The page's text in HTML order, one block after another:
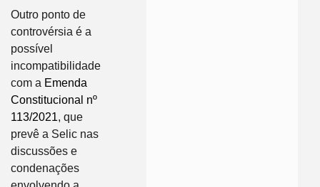
Outro ponto de
controvérsia é a
possível
incompatibilidade
com a Emenda
Constitucional nº
113/2021, que
prevê a Selic nas
discussões e
condenações